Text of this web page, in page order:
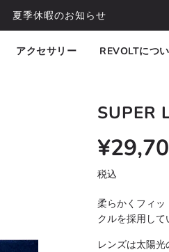
夏季休暇のお知らせ
アクセサリー REVOLTにつ
SUPER
Sale
Regular
price
税込
柔らかくフィッ
クルを採用して
レンズは太陽